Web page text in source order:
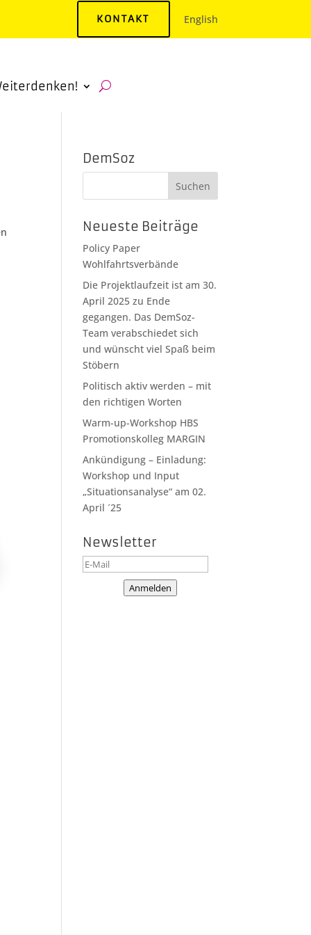
KONTAKT English
DemSoz
Neueste Beiträge
Policy Paper
Wohlfahrtsverbände
Die Projektlaufzeit ist am 30.
April 2025 zu Ende
gegangen. Das DemSoz-
Team verabschiedet sich
und wünscht viel Spaß beim
Stöbern
Politisch aktiv werden – mit
den richtigen Worten
Warm-up-Workshop HBS
Promotionskolleg MARGIN
Ankündigung – Einladung:
Workshop und Input
„Situationsanalyse“ am 02.
April ´25
Newsletter
Anmelden